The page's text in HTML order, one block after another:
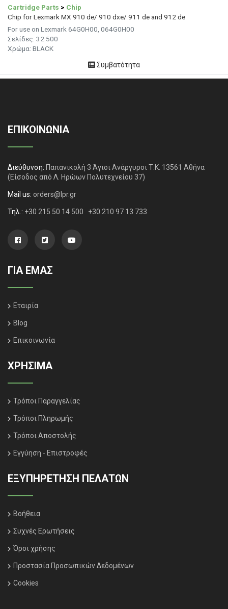
Cartridge Parts > Chip
Chip for Lexmark MX 910 de/ 910 dxe/ 911 de and 912 de
For use on Lexmark 64G0H00, 064G0H00
Σελίδες: 32.500
Χρώμα: BLACK
Συμβατότητα
ΕΠΙΚΟΙΝΩΝΙΑ
Διεύθυνση: Παπανικολή 3 Άγιοι Ανάργυροι Τ.Κ. 13561 Αθήνα
(Είσοδος από Λ. Ηρώων Πολυτεχνείου 37)
Mail us: orders@lpr.gr
Τηλ.: +30 215 50 14 500 +30 210 97 13 733
ΓΙΑ ΕΜΑΣ
Εταιρία
Blog
Επικοινωνία
ΧΡΗΣΙΜΑ
Τρόποι Παραγγελίας
Τρόποι Πληρωμής
Τρόποι Αποστολής
Εγγύηση - Επιστροφές
ΕΞΥΠΗΡΈΤΗΣΗ ΠΕΛΑΤΏΝ
Βοήθεια
Συχνές Ερωτήσεις
Όροι χρήσης
Προστασία Προσωπικών Δεδομένων
Cookies